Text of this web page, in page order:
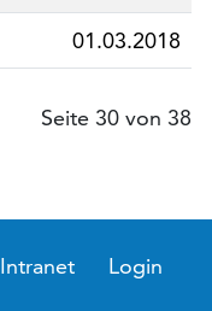
01.03.2018
Seite 30 von 38
Intranet Login